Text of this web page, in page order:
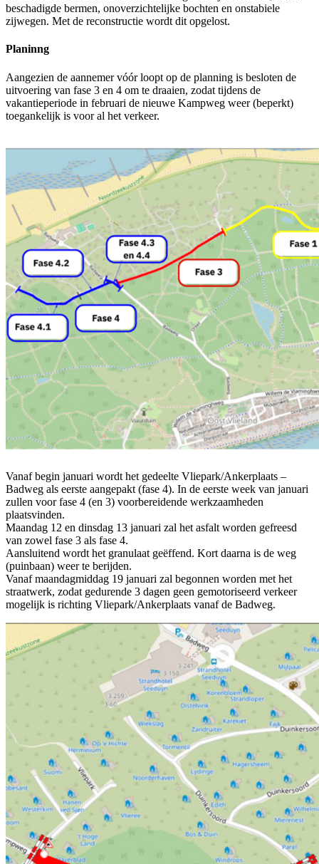
beschadigde bermen, onoverzichtelijke bochten en onstabiele
zijwegen. Met de reconstructie wordt dit opgelost.
Planinng
Aangezien de aannemer vóór loopt op de planning is besloten de
uitvoering van fase 3 en 4 om te draaien, zodat tijdens de
vakantieperiode in februari de nieuwe Kampweg weer (beperkt)
toegankelijk is voor al het verkeer.
Vanaf begin januari wordt het gedeelte Vliepark/Ankerplaats –
Badweg als eerste aangepakt (fase 4). In de eerste week van januari
zullen voor fase 4 (en 3) voorbereidende werkzaamheden
plaatsvinden.
Maandag 12 en dinsdag 13 januari zal het asfalt worden gefreesd
van zowel fase 3 als fase 4.
Aansluitend wordt het granulaat geëffend. Kort daarna is de weg
(puinbaan) weer te berijden.
Vanaf maandagmiddag 19 januari zal begonnen worden met het
straatwerk, zodat gedurende 3 dagen geen gemotoriseerd verkeer
mogelijk is richting Vliepark/Ankerplaats vanaf de Badweg.